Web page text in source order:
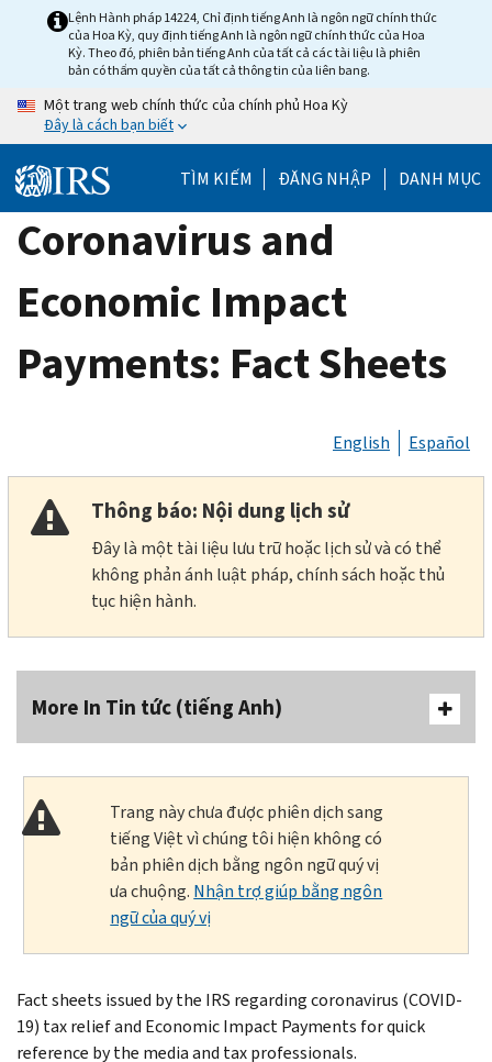
Lệnh Hành pháp 14224, Chỉ định tiếng Anh là ngôn ngữ chính thức
của Hoa Kỳ, quy định tiếng Anh là ngôn ngữ chính thức của Hoa
Kỳ. Theo đó, phiên bản tiếng Anh của tất cả các tài liệu là phiên
bản có thẩm quyền của tất cả thông tin của liên bang.
Một trang web chính thức của chính phủ Hoa Kỳ
Đây là cách bạn biết
TÌM KIẾM ĐĂNG NHẬP DANH MỤC
Coronavirus and
Economic Impact
Payments: Fact Sheets
English Español
Thông báo: Nội dung lịch sử
Đây là một tài liệu lưu trữ hoặc lịch sử và có thể
không phản ánh luật pháp, chính sách hoặc thủ
tục hiện hành.
More In Tin tức (tiếng Anh)
Trang này chưa được phiên dịch sang
tiếng Việt vì chúng tôi hiện không có
bản phiên dịch bằng ngôn ngữ quý vị
ưa chuộng. Nhận trợ giúp bằng ngôn
ngữ của quý vị
Fact sheets issued by the IRS regarding coronavirus (COVID-
19) tax relief and Economic Impact Payments for quick
reference by the media and tax professionals.